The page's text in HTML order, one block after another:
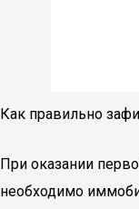
Как правильно
При оказании
необходимо